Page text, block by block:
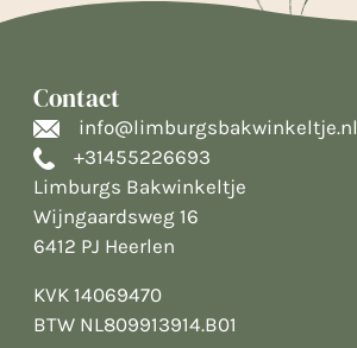
Contact
info@limburgsbakwinkeltje.nl
+31455226693
Limburgs Bakwinkeltje
Wijngaardsweg 16
6412 PJ Heerlen
KVK 14069470
BTW NL809913914.B01